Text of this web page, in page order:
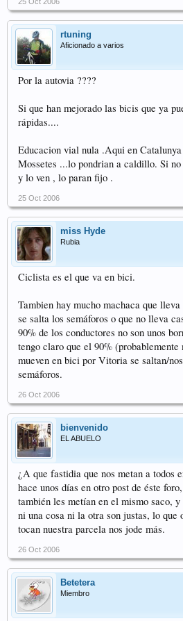
rtuning
Aficionado a varios
Por la autovia ????
Si que han mejorado las bicis que ya
rápidas....
Educacion vial nula .Aqui en
Mossetes ...lo pondrian a caldillo. Si
y lo ven , lo paran fijo .
25 Oct 2006
miss Hyde
Rubia
Ciclista es el que va en bici.
Tambien hay mucho machaca que
se salta los semáforos o que no lleva
90% de los conductores no son unos
tengo claro que el 90% (probablemente
mueven en bici por Vitoria se saltan/
semáforos.
26 Oct 2006
bienvenido
EL ABUELO
¿A que fastidia que nos metan a todos
hace unos días en otro post de éste
también les metían en el mismo saco,
ni una cosa ni la otra son justas, lo que
tocan nuestra parcela nos jode más.
26 Oct 2006
Betetera
Miembro